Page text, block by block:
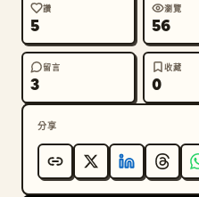
讚
5
瀏覽
56
留言
3
收藏
0
分享